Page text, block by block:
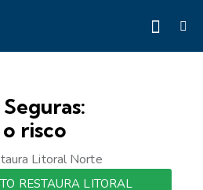
risco
Litoral Norte
RESTAURA LITORAL